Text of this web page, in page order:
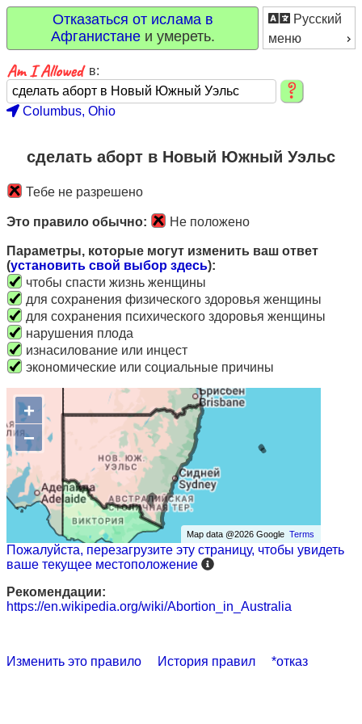
Русский
меню
Отказаться от ислама в
Афганистанеи умереть.
в:
Columbus, Ohio
сделать аборт в Новый Южный Уэльс
Тебе не разрешено
Это правило обычно: Не положено
Параметры, которые могут изменить ваш ответ
(установить свой выбор здесь):
чтобы спасти жизнь женщины
для сохранения физического здоровья женщины
для сохранения психического здоровья женщины
нарушения плода
изнасилование или инцест
экономические или социальные причины
+
−
Map data @2026 GoogleTerms
Пожалуйста, перезагрузите эту страницу, чтобы увидеть
ваше текущее местоположение
Рекомендации:
https://en.wikipedia.org/wiki/Abortion_in_Australia
Изменить это правило История правил *отказ